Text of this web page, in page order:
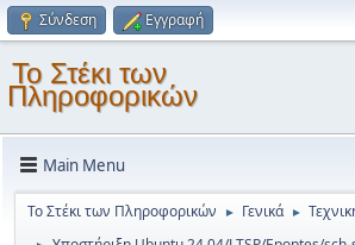
Σύνδεση Εγγραφή
Το Στέκι των
Πληροφορικών
Main Menu
Το Στέκι των Πληροφορικών ► Γενικά ►